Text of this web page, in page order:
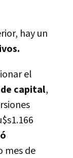
hay un
el
capital,
mes de